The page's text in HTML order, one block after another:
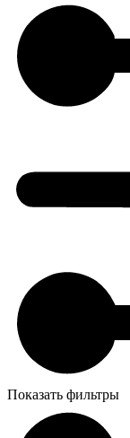
Показать фильтры